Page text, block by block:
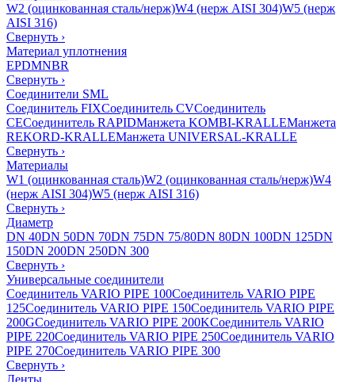
W2 (оцинкованная сталь/нерж)W4 (нерж AISI 304)W5 (нерж
AISI 316)
Свернуть ›
Материал уплотнения
EPDMNBR
Свернуть ›
Соединители SML
Соединитель FIXСоединитель CVСоединитель
CEСоединитель RAPIDМанжета KOMBI-KRALLEМанжета
REKORD-KRALLEМанжета UNIVERSAL-KRALLE
Свернуть ›
Материалы
W1 (оцинкованная сталь)W2 (оцинкованная сталь/нерж)W4
(нерж AISI 304)W5 (нерж AISI 316)
Свернуть ›
Диаметр
DN 40DN 50DN 70DN 75DN 75/80DN 80DN 100DN 125DN
150DN 200DN 250DN 300
Свернуть ›
Универсальные соединители
Соединитель VARIO PIPE 100Соединитель VARIO PIPE
125Соединитель VARIO PIPE 150Соединитель VARIO PIPE
200GСоединитель VARIO PIPE 200KСоединитель VARIO
PIPE 220Соединитель VARIO PIPE 250Соединитель VARIO
PIPE 270Соединитель VARIO PIPE 300
Свернуть ›
Ленты